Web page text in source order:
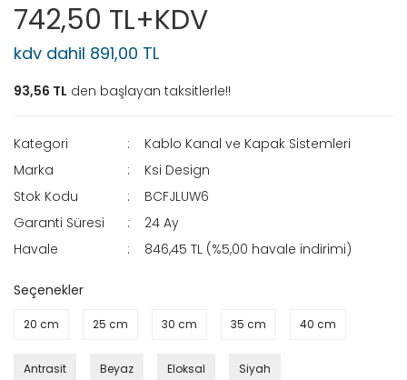
742,50 TL+KDV
kdv dahil 891,00 TL
93,56 TL den başlayan taksitlerle!!
Kategori
Kablo Kanal ve Kapak Sistemleri
Marka
Ksi Design
Stok Kodu
BCFJLUW6
Garanti Süresi
24 Ay
Havale
846,45 TL (%5,00 havale indirimi)
Seçenekler
20 cm 25 cm 30 cm 35 cm 40 cm
Antrasit Beyaz Eloksal Siyah